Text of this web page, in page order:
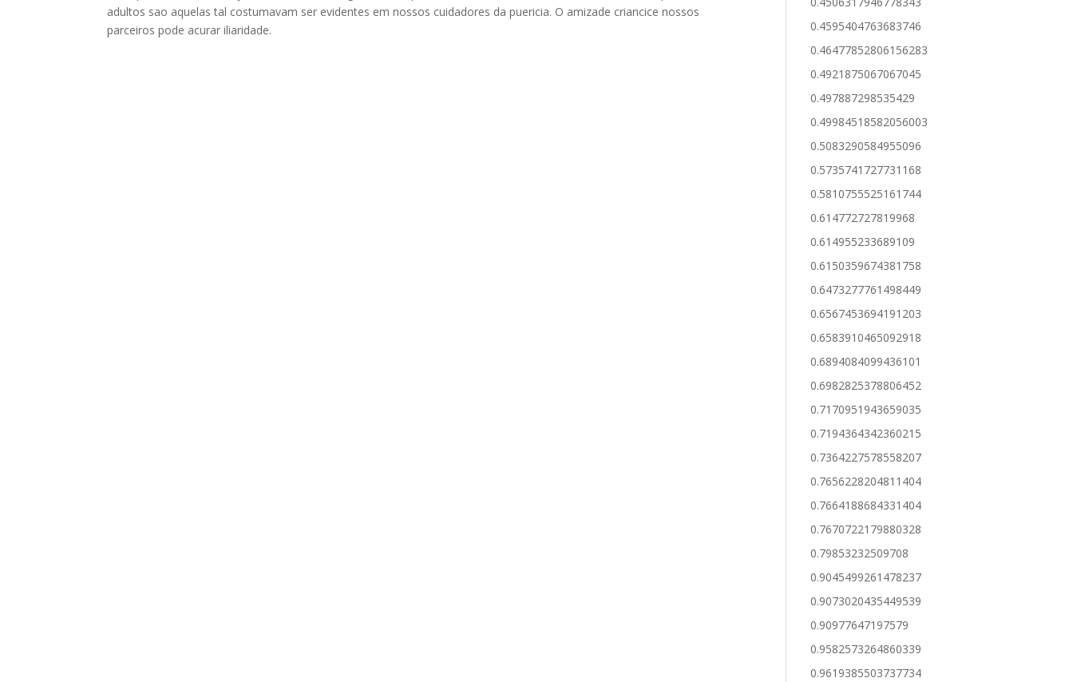
adultos sao aquelas tal costumavam ser evidentes em nossos cuidadores da puericia. O amizade criancice nossos
parceiros pode acurar iliaridade.
0.4595404763683746
0.46477852806156283
0.4921875067067045
0.497887298535429
0.49984518582056003
0.5083290584955096
0.5735741727731168
0.5810755525161744
0.614772727819968
0.614955233689109
0.6150359674381758
0.6473277761498449
0.6567453694191203
0.6583910465092918
0.6894084099436101
0.6982825378806452
0.7170951943659035
0.7194364342360215
0.7364227578558207
0.7656228204811404
0.7664188684331404
0.7670722179880328
0.79853232509708
0.9045499261478237
0.9073020435449539
0.90977647197579
0.9582573264860339
0.9619385503737734